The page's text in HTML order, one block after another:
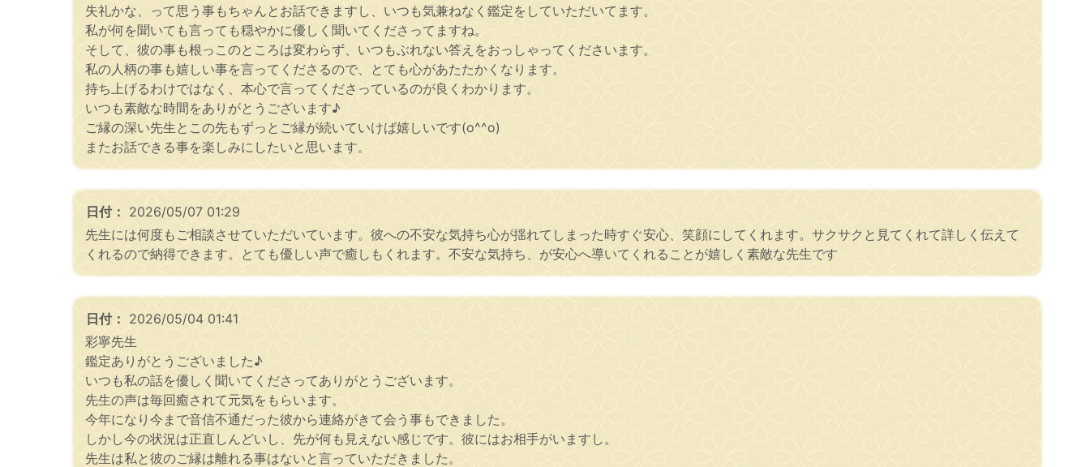
失礼かな、って思う事もちゃんとお話できますし、いつも気兼ねなく鑑定をしていただいてます。
私が何を聞いても言っても穏やかに優しく聞いてくださってますね。
そして、彼の事も根っこのところは変わらず、いつもぶれない答えをおっしゃってくださいます。
私の人柄の事も嬉しい事を言ってくださるので、とても心があたたかくなります。
持ち上げるわけではなく、本心で言ってくださっているのが良くわかります。
いつも素敵な時間をありがとうございます♪
ご縁の深い先生とこの先もずっとご縁が続いていけば嬉しいです(o^^o)
またお話できる事を楽しみにしたいと思います。
日付： 2026/05/07 01:29
先生には何度もご相談させていただいています。彼への不安な気持ち心が揺れてしまった時すぐ安心、笑顔にしてくれます。サクサクと見てくれて詳しく伝えて
くれるので納得できます。とても優しい声で癒しもくれます。不安な気持ち、が安心へ導いてくれることが嬉しく素敵な先生です
日付： 2026/05/04 01:41
彩寧先生
鑑定ありがとうございました♪
いつも私の話を優しく聞いてくださってありがとうございます。
先生の声は毎回癒されて元気をもらいます。
今年になり今まで音信不通だった彼から連絡がきて会う事もできました。
しかし今の状況は正直しんどいし、先が何も見えない感じです。彼にはお相手がいますし。
先生は私と彼のご縁は離れる事はないと言っていただきました。